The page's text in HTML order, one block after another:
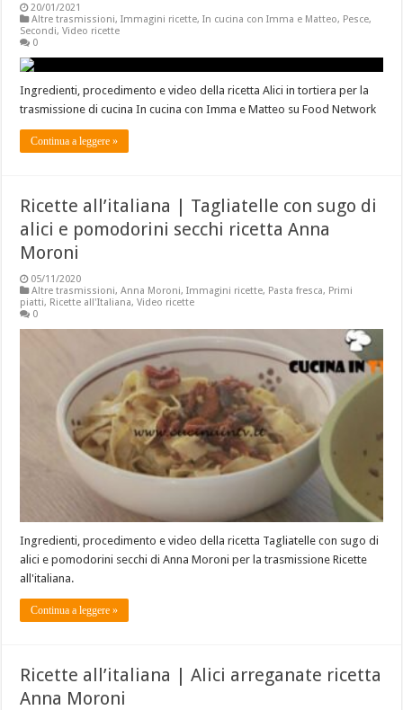
20/01/2021
Altre trasmissioni,Immagini ricette,In cucina con Imma e Matteo, Pesce,
Secondi,Video ricette
0
Ingredienti, procedimento e video della ricetta Alici in tortiera per la
trasmissione di cucina In cucina con Imma e Matteo su Food Network
Continua a leggere »
Ricette all’italiana | Tagliatelle con sugo di
alici e pomodorini secchi ricetta Anna
Moroni
05/11/2020
Altre trasmissioni,Anna Moroni,Immagini ricette, Pasta fresca, Primi
piatti, Ricette all'Italiana,Video ricette
0
Ingredienti, procedimento e video della ricetta Tagliatelle con sugo di
alici e pomodorini secchi di Anna Moroni per la trasmissione Ricette
all'italiana.
Continua a leggere »
Ricette all’italiana | Alici arreganate ricetta
Anna Moroni